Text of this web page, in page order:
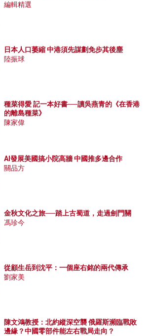
編輯精選
日本人口萎縮 中港須先謀劃免步其後塵
陸振球
種菜得愛 記一本好書──讀吳燕青的《在香港
的離島種菜》
陳家偉
AI發展美國搞小院高牆 中國推多邊合作
關品方
金秋文化之旅──踏上古蜀道，走過劍門關
馮珍今
從顧生岳到沈平：一個座右銘的兩代傳承
劉家美
陳文鴻教授：北約縱深空襲 俄羅斯瀕臨戰敗
邊緣？中國零部件能左右戰局走向？